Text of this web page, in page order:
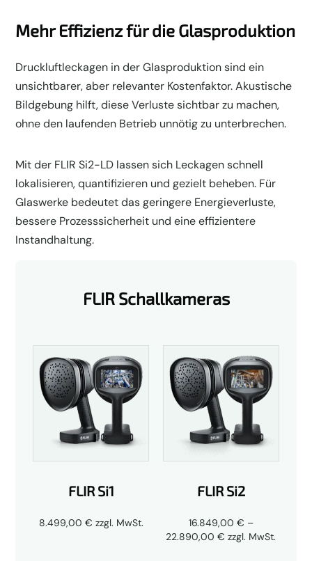
Mehr Effizienz für die Glasproduktion
Druckluftleckagen in der Glasproduktion sind ein
unsichtbarer, aber relevanter Kostenfaktor. Akustische
Bildgebung hilft, diese Verluste sichtbar zu machen,
ohne den laufenden Betrieb unnötig zu unterbrechen.
Mit der FLIR Si2-LD lassen sich Leckagen schnell
lokalisieren, quantifizieren und gezielt beheben. Für
Glaswerke bedeutet das geringere Energieverluste,
bessere Prozesssicherheit und eine effizientere
Instandhaltung.
FLIR Schallkameras
FLIR Si1
8.499,00 € zzgl. MwSt.
FLIR Si2
16.849,00 € –
22.890,00€ Preisspanne:
zzgl. MwSt.